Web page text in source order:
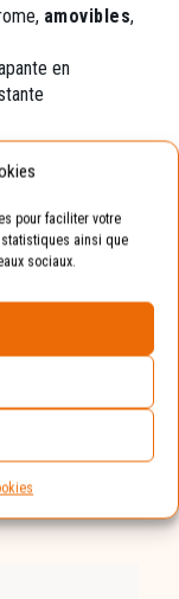
pour faciliter votre
ainsi que
sociaux.
de la
toujours
amovibles,
en
être